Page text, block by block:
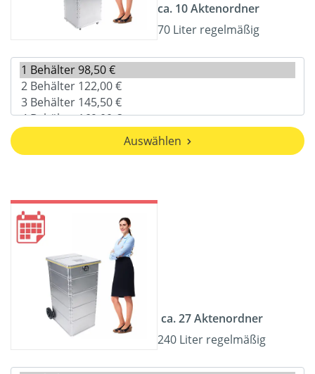
ca. 10 Aktenordner
70 Liter regelmäßig
Auswählen
ca. 27 Aktenordner
240 Liter regelmäßig